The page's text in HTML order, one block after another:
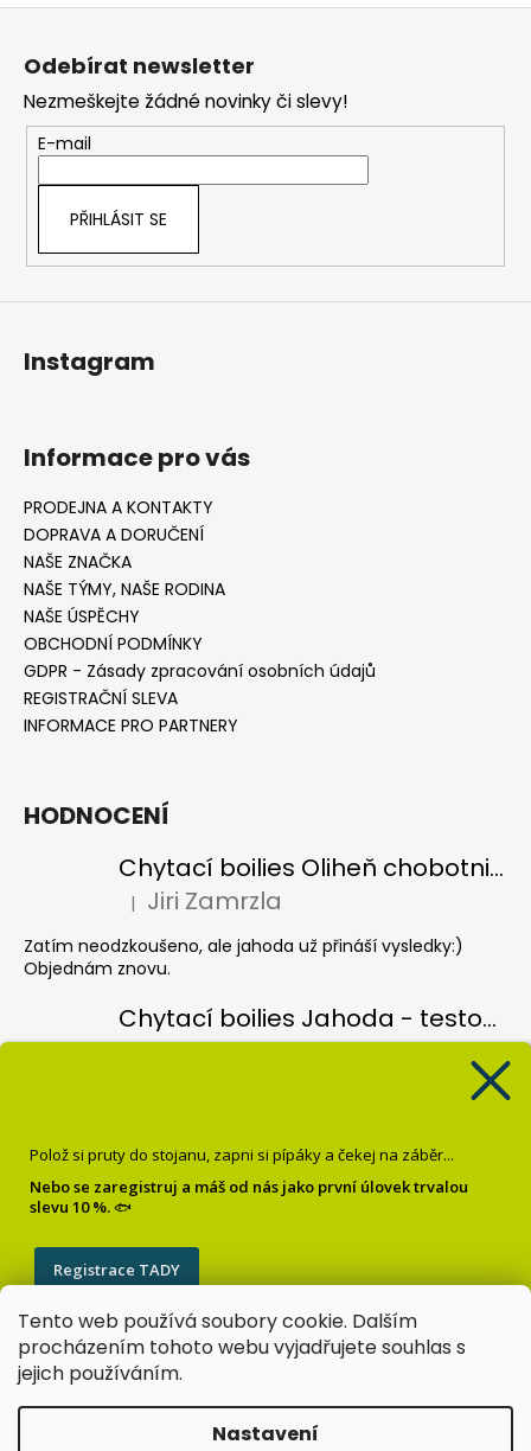
Tento web používá soubory cookie. Dalším
procházením tohoto webu vyjadřujete souhlas s
jejich používáním.
Nastavení
Z
Odebírat newsletter
Nezmeškejte žádné novinky či slevy!
E-mail
PŘIHLÁSIT SE
Instagram
Informace pro vás
PRODEJNA A KONTAKTY
DOPRAVA A DORUČENÍ
NAŠE ZNAČKA
NAŠE TÝMY, NAŠE RODINA
NAŠE ÚSPĚCHY
OBCHODNÍ PODMÍNKY
GDPR - Zásady zpracování osobních údajů
REGISTRAČNÍ SLEVA
INFORMACE PRO PARTNERY
HODNOCENÍ
Chytací boilies Oliheň chobotnice - testovací balení
Hodnocení produktu je 5 z 5 hvězdiček.
| Jiri Zamrzla
Zatím neodzkoušeno, ale jahoda už přináší vysledky:)
Objednám znovu.
Chytací boilies Jahoda - testovací balení
Jiri Zamrzla
Koule hezky barevný, vůně nijak intenzivní, čekal bych více
úspěchu, třeba se to poddá.
Pop up Banán
Hodnocení produktu je 5 z 5 hvězdiček.
| Krisztián Sebők
Super
Polož si pruty do stojanu, zapni si pípáky a čekej na záběr...
Nebo se zaregistruj a máš od nás jako první úlovek trvalou
slevu 10 %.🐟
Registrace TADY
Zásady zpracování osobních údajů